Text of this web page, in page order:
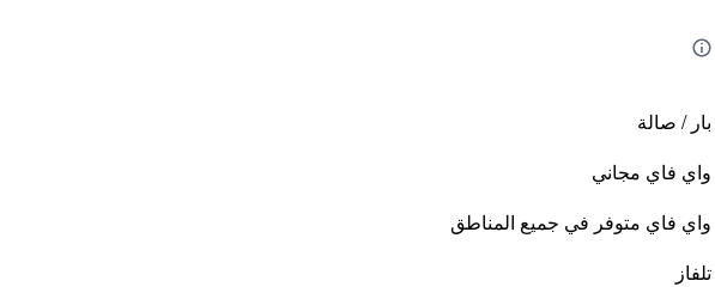
بار / صالة
واي فاي مجاني
واي فاي متوفر في جميع المناطق
تلفاز